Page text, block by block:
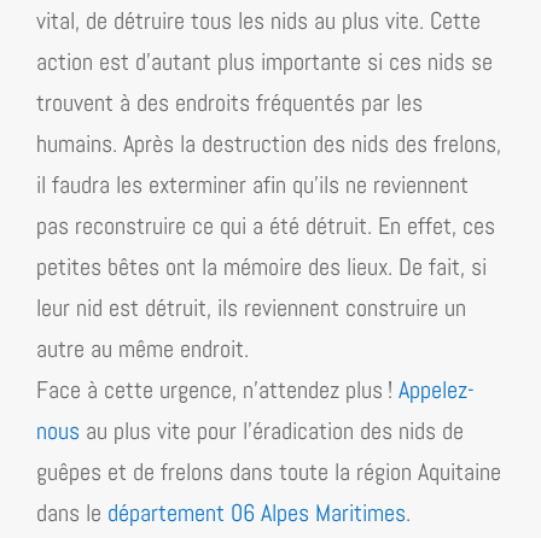
vital, de détruire tous les nids au plus vite. Cette
action est d’autant plus importante si ces nids se
trouvent à des endroits fréquentés par les
humains. Après la destruction des nids des frelons,
il faudra les exterminer afin qu’ils ne reviennent
pas reconstruire ce qui a été détruit. En effet, ces
petites bêtes ont la mémoire des lieux. De fait, si
leur nid est détruit, ils reviennent construire un
autre au même endroit.
Face à cette urgence, n’attendez plus ! Appelez-
nous au plus vite pour l’éradication des nids de
guêpes et de frelons dans toute la région Aquitaine
dans le département 06 Alpes Maritimes.